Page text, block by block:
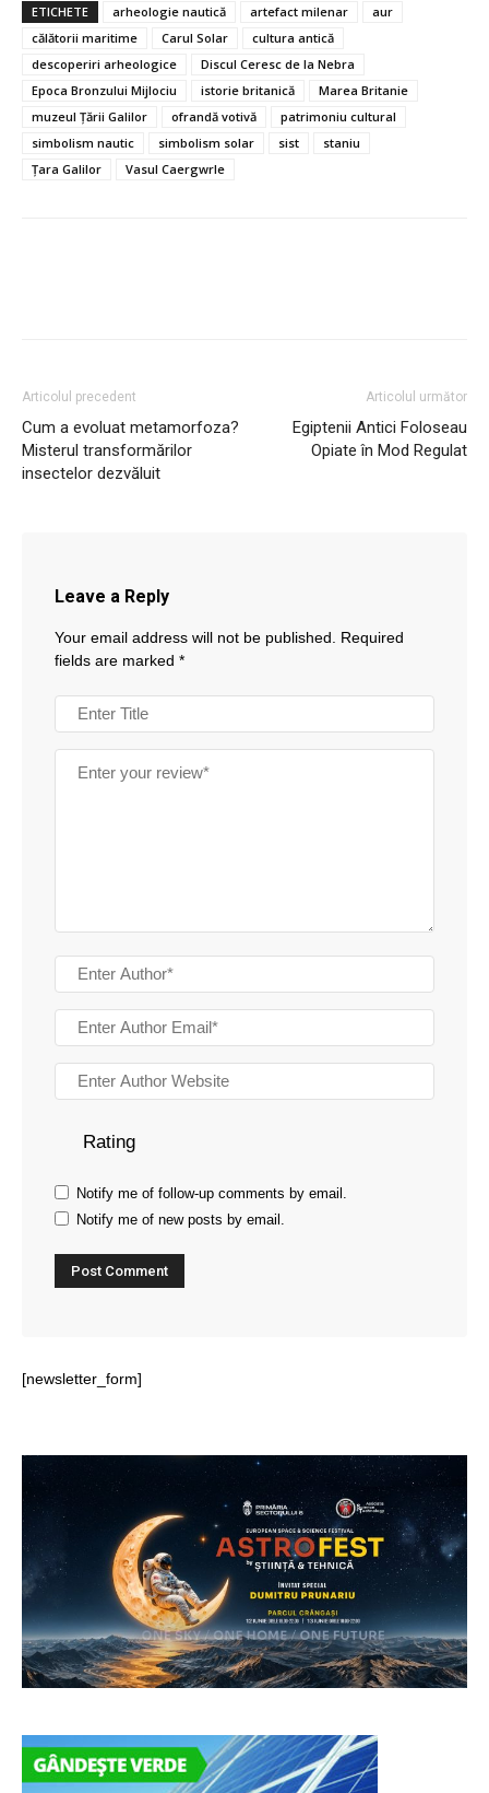
ETICHETE arheologie nautică artefact milenar
aur
călătorii maritime
Carul Solar
cultura antică
descoperiri arheologice
Discul Ceresc de la Nebra
Epoca Bronzului Mijlociu
istorie britanică
Marea Britanie
muzeul Țării Galilor
ofrandă votivă
patrimoniu cultural
simbolism nautic
simbolism solar sist
staniu
Țara Galilor
Vasul Caergwrle
Articolul precedent
Cum a evoluat metamorfoza?
Misterul transformărilor
insectelor dezvăluit
Articolul următor
Egiptenii Antici Foloseau
Opiate în Mod Regulat
Leave a Reply
Your email address will not be published.
Required
fields are marked *
Rating
Notify me of follow-up comments by email.
Notify me of new posts by email.
[newsletter_form]